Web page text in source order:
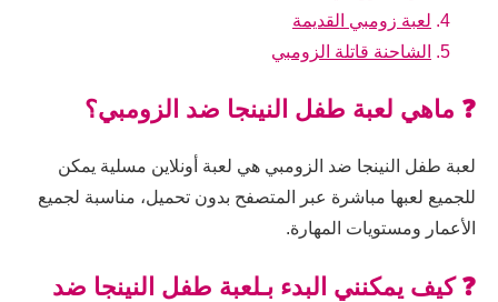
لعبة زومبي القديمة
الشاحنة قاتلة الزومبي
❓ ماهي لعبة طفل النينجا ضد الزومبي؟
لعبة طفل النينجا ضد الزومبي هي لعبة أونلاين مسلية يمكن
للجميع لعبها مباشرة عبر المتصفح بدون تحميل، مناسبة لجميع
الأعمار ومستويات المهارة.
❓ كيف يمكنني البدء بـلعبة طفل النينجا ضد